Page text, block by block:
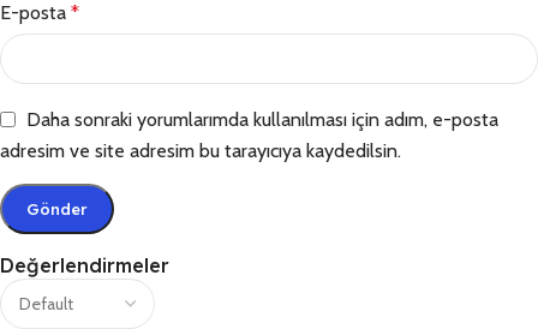
Değerlendirmeler
E-posta *
Daha sonraki yorumlarımda kullanılması için adım, e-posta
adresim ve site adresim bu tarayıcıya kaydedilsin.